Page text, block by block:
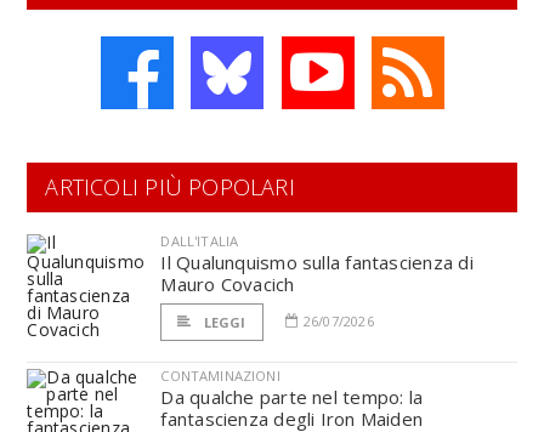
ARTICOLI PIÙ POPOLARI
DALL'ITALIA
Il Qualunquismo sulla fantascienza di
Mauro Covacich
LEGGI 26/07/2026
CONTAMINAZIONI
Da qualche parte nel tempo: la
fantascienza degli Iron Maiden